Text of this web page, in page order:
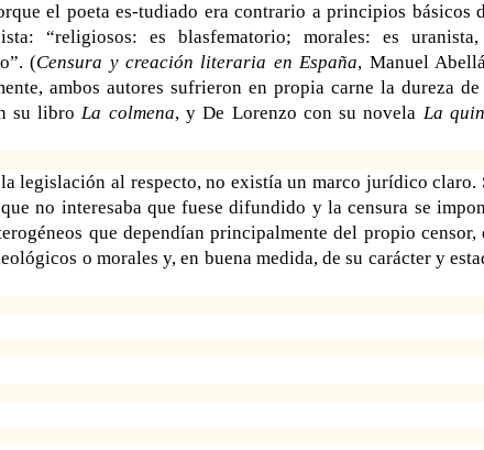
el poeta es-tudiado era contrario a principios básicos
“religiosos: es blasfematorio; morales: es
(Censura y creación literaria en España, Manuel
ambos autores sufrieron en propia carne la dureza
su libroLa colmena, y De Lorenzo con su novela La
legislación al respecto, no existía un marco jurídico claro.
no interesaba que fuese difundido y la censura se
que dependían principalmente del propio censor,
cos o morales y, en buena medida, de su carácter y es